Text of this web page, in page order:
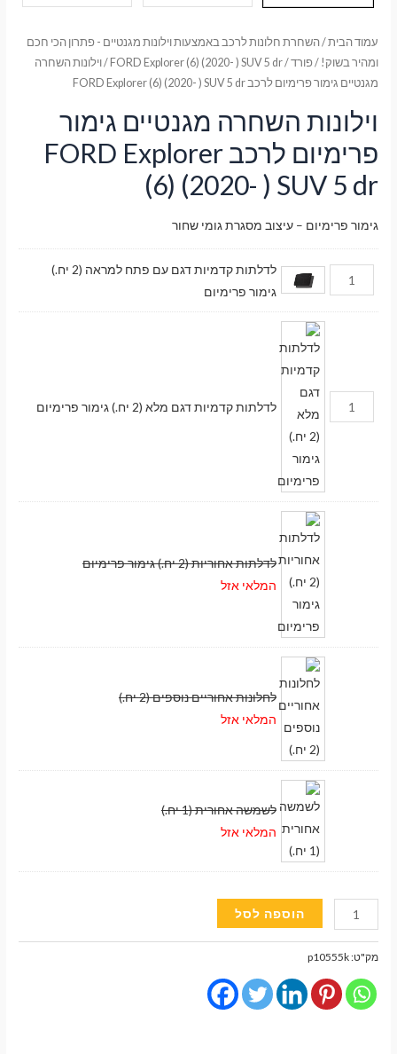
עמוד הבית/השחרת חלונות לרכב באמצעות וילונות מגנטיים - פתרון הכי חכם
ומהיר בשוק! /פורד/
FORD Explorer (6) (2020- ) SUV 5 dr / וילונות השחרה
מגנטיים גימור פרימיום לרכב FORD Explorer (6) (2020- ) SUV 5 dr
וילונות השחרה מגנטיים גימור
פרימיום לרכב FORD Explorer
(6) (2020- ) SUV 5 dr
גימור פרימיום – עיצוב מסגרת גומי שחור
לדלתות קדמיות דגם עם פתח למראה (2 יח.)
גימור פרימיום
לדלתות קדמיות דגם מלא (2 יח.) גימור פרימיום
לדלתות אחוריות (2 יח.) גימור פרימיום
המלאי אזל
לחלונות אחוריים נוספים (2 יח.)
המלאי אזל
לשמשה אחורית (1 יח.)
המלאי אזל
כמות
של
וילונות
השחרה
מגנטיים
הוספה לסל
מק"ט:p10555k
מעבר לסל הקניות